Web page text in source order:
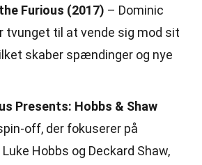
Furious (2017) – Dominic
tvunget til at vende sig mod sit
skaber spændinger og nye
Presents: Hobbs & Shaw
off, der fokuserer på
Hobbs og Deckard Shaw,